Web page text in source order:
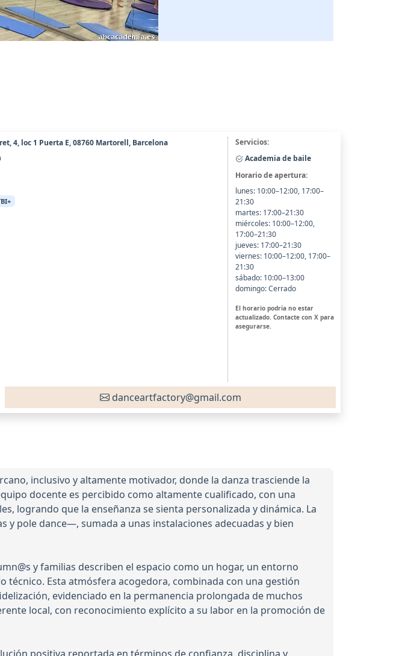
4, loc 1 Puerta E, 08760 Martorell, Barcelona
Servicios:
Academia de baile
Horario de apertura:
lunes: 10:00–12:00, 17:00–
21:30
martes: 17:00–21:30
miércoles: 10:00–12:00,
17:00–21:30
jueves: 17:00–21:30
viernes: 10:00–12:00, 17:00–
21:30
sábado: 10:00–13:00
domingo: Cerrado
El horario podría no estar
actualizado. Contacte con X para
asegurarse.
danceartfactory@gmail.com
inclusivo y altamente motivador, donde la danza trasciende la
docente es percibido como altamente cualificado, con una
logrando que la enseñanza se sienta personalizada y dinámica. La
pole dance—, sumada a unas instalaciones adecuadas y bien
y familias describen el espacio como un hogar, un entorno
Esta atmósfera acogedora, combinada con una gestión
evidenciado en la permanencia prolongada de muchos
local, con reconocimiento explícito a su labor en la promoción de